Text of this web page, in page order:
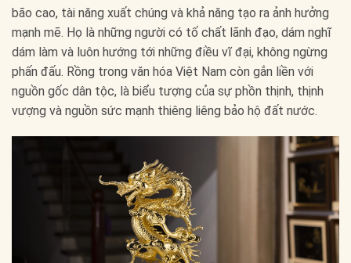
bão cao, tài năng xuất chúng và khả năng tạo ra ảnh hưởng
mạnh mẽ. Họ là những người có tố chất lãnh đạo, dám nghĩ
dám làm và luôn hướng tới những điều vĩ đại, không ngừng
phấn đấu. Rồng trong văn hóa Việt Nam còn gắn liền với
nguồn gốc dân tộc, là biểu tượng của sự phồn thịnh, thịnh
vượng và nguồn sức mạnh thiêng liêng bảo hộ đất nước.